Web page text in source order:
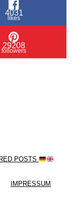
4031
likes
29208
followers
POSTS
IMPRESSUM